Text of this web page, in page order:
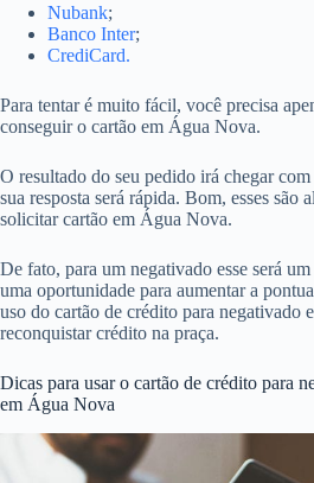
Nubank;
Banco Inter;
CrediCard.
Para tentar é muito fácil, você precisa
conseguir o cartão em Água Nova.
O resultado do seu pedido irá chegar
sua resposta será rápida. Bom, esses são
solicitar cartão em Água Nova.
De fato, para um negativado esse será
uma oportunidade para aumentar a
uso do cartão de crédito para negativado
reconquistar crédito na praça.
Dicas para usar o cartão de crédito para
em Água Nova